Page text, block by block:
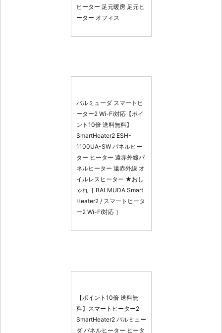
ヒーター 足元暖房 足元ヒ
ーター オフィス
バルミューダ スマートヒ
ーター2 Wi-Fi対応【ポイ
ント10倍 送料無料】
SmartHeater2 ESH-
1100UA-SW パネルヒー
ター ヒーター 遠赤外線パ
ネルヒーター 遠赤外線 オ
イルレスヒーター ★おし
ゃれ［ BALMUDA Smart
Heater2 / スマートヒータ
ー2 Wi-Fi対応 ］
【ポイント10倍 送料無
料】スマートヒーター2
SmartHeater2 バルミュー
ダ パネルヒーター ヒータ